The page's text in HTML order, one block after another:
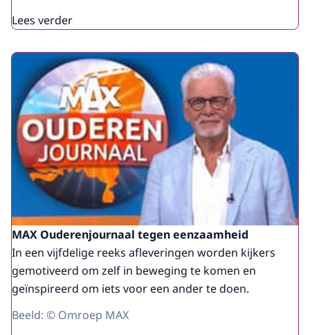
Lees verder
MAX Ouderenjournaal tegen eenzaamheid
In een vijfdelige reeks afleveringen worden kijkers
gemotiveerd om zelf in beweging te komen en
geïnspireerd om iets voor een ander te doen.
Beeld: © Omroep MAX